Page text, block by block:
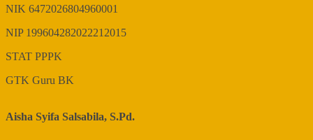
NIK 6472026804960001
NIP 199604282022212015
STAT PPPK
GTK Guru BK
Aisha Syifa Salsabila, S.Pd.